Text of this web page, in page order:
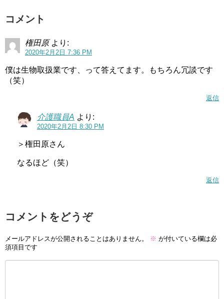
コメント
権田原 より:
2020年2月2日 7:36 PM
僕は生物取扱業です、って答えてます。もちろん冗談です
（笑）
返信
介護職員A より:
2020年2月2日 8:30 PM
＞権田原さん
なるほど（笑）
返信
コメントをどうぞ
メールアドレスが公開されることはありません。 ※ が付いている欄は必
須項目です